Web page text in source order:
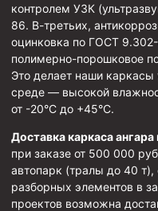
Муфта ОТТМ 146
Муфта БТС 324
Муфта БТС 245
Муфта БТС 178
Муфта ОТТМ 127
Муфта БТС 146
Муфта ОТТМ 245
контролем УЗК
86. В-третьих,
оцинковка по ГОСТ
полимерно-порошковое
Это делает наши
среде — высокой
от -20°C до +45°C.
Доставка каркаса ангара
при заказе от 500 000
автопарк (тралы до 40 т),
разборных элементов в
проектов возможна